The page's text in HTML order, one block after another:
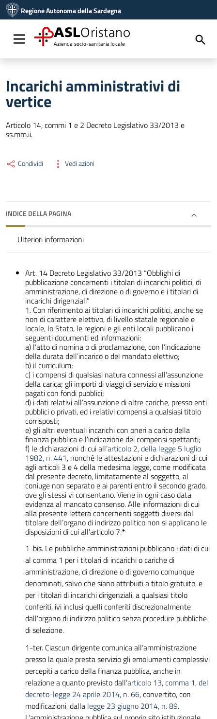
Vai al menu di navigazione
Vai al footer
Regione Autonoma della Sardegna
Toggle navigation
ASLOristano
Azienda socio-sanitaria locale
Incarichi amministrativi di
vertice
Articolo 14, commi 1 e 2 Decreto Legislativo 33/2013 e
ss.mm.ii.
Condividi Vedi azioni
INDICE DELLA PAGINA
Ulteriori informazioni
Art. 14 Decreto Legislativo 33/2013 “Obblighi di
pubblicazione concernenti i titolari di incarichi politici, di
amministrazione, di direzione o di governo e i titolari di
incarichi dirigenziali”
1. Con riferimento ai titolari di incarichi politici, anche se
non di carattere elettivo, di livello statale regionale e
locale, lo Stato, le regioni e gli enti locali pubblicano i
seguenti documenti ed informazioni:
a) l’atto di nomina o di proclamazione, con l’indicazione
della durata dell’incarico o del mandato elettivo;
b) il curriculum;
c) i compensi di qualsiasi natura connessi all’assunzione
della carica; gli importi di viaggi di servizio e missioni
pagati con fondi pubblici;
d) i dati relativi all’assunzione di altre cariche, presso enti
pubblici o privati, ed i relativi compensi a qualsiasi titolo
corrisposti;
e) gli altri eventuali incarichi con oneri a carico della
finanza pubblica e l’indicazione dei compensi spettanti;
f) le dichiarazioni di cui all’articolo 2, della legge 5 luglio
1982, n. 441, nonché le attestazioni e dichiarazioni di cui
agli articoli 3 e 4 della medesima legge, come modificata
dal presente decreto, limitatamente al soggetto, al
coniuge non separato e ai parenti entro il secondo grado,
ove gli stessi vi consentano. Viene in ogni caso data
evidenza al mancato consenso. Alle informazioni di cui
alla presente lettera concernenti soggetti diversi dal
titolare dell’organo di indirizzo politico non si applicano le
disposizioni di cui all’articolo 7.*
1-bis. Le pubbliche amministrazioni pubblicano i dati di cui
al comma 1 per i titolari di incarichi o cariche di
amministrazione, di direzione o di governo comunque
denominati, salvo che siano attribuiti a titolo gratuito, e
per i titolari di incarichi dirigenziali, a qualsiasi titolo
conferiti, ivi inclusi quelli conferiti discrezionalmente
dall’organo di indirizzo politico senza procedure pubbliche
di selezione.
1-ter. Ciascun dirigente comunica all’amministrazione
presso la quale presta servizio gli emolumenti complessivi
percepiti a carico della finanza pubblica, anche in
relazione a quanto previsto dall’articolo 13, comma 1, del
decreto-legge 24 aprile 2014, n. 66, convertito, con
modificazioni, dalla legge 23 giugno 2014, n. 89.